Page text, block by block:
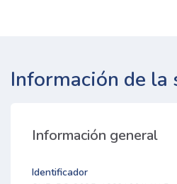
Información de la
Información general
Identificador